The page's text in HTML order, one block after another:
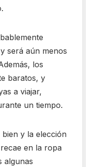
será aún menos
los
baratos, y
a viajar,
un tiempo.
y la elección
en la ropa
algunas